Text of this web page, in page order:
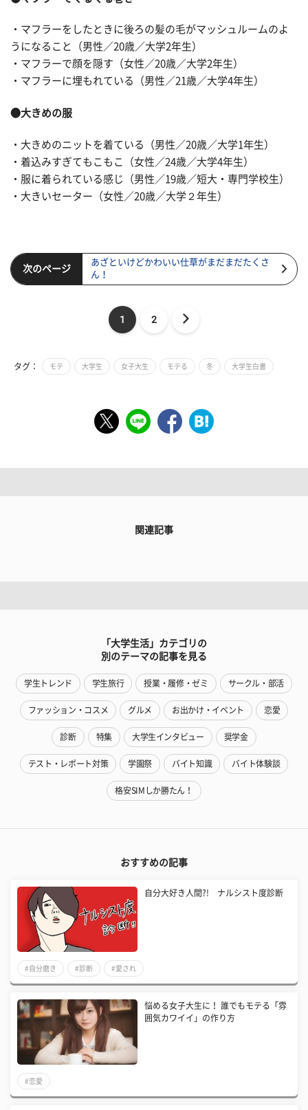
・マフラーをしたときに後ろの髪の毛がマッシュルームのよ
うになること（男性／20歳／大学2年生）
・マフラーで顔を隠す（女性／20歳／大学2年生）
・マフラーに埋もれている（男性／21歳／大学4年生）
●大きめの服
・大きめのニットを着ている（男性／20歳／大学1年生）
・着込みすぎてもこもこ（女性／24歳／大学4年生）
・服に着られている感じ（男性／19歳／短大・専門学校生）
・大きいセーター（女性／20歳／大学２年生）
次のページ
あざといけどかわいい仕草がまだまだたくさ
ん！
1 2
タグ： モテ 大学生 女子大生 モテる 冬 大学生白書
関連記事
「大学生活」カテゴリの
別のテーマの記事を見る
学生トレンド 学生旅行 授業・履修・ゼミ サークル・部活
ファッション・コスメ グルメ お出かけ・イベント 恋愛
診断 特集 大学生インタビュー 奨学金
テスト・レポート対策 学園祭 バイト知識 バイト体験談
格安SIMしか勝たん！
おすすめの記事
自分大好き人間?! ナルシスト度診断
#自分磨き #診断 #愛され
悩める女子大生に！ 誰でもモテる「雰
囲気カワイイ」の作り方
#恋愛